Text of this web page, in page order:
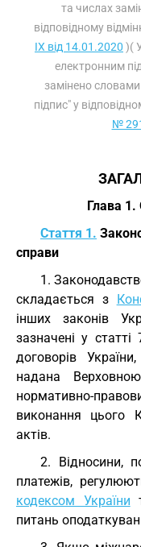
та числах
відповідному
IX від 14.01.2020 )(
електронним
замінено
підпис" у
№
Глава 1.
Стаття 1.
справи
1.
складається з
інших законів
зазначені у
договорів
надана
нормативно-
виконання цього
актів.
2. Відносини,
платежів,
кодексом України
питань